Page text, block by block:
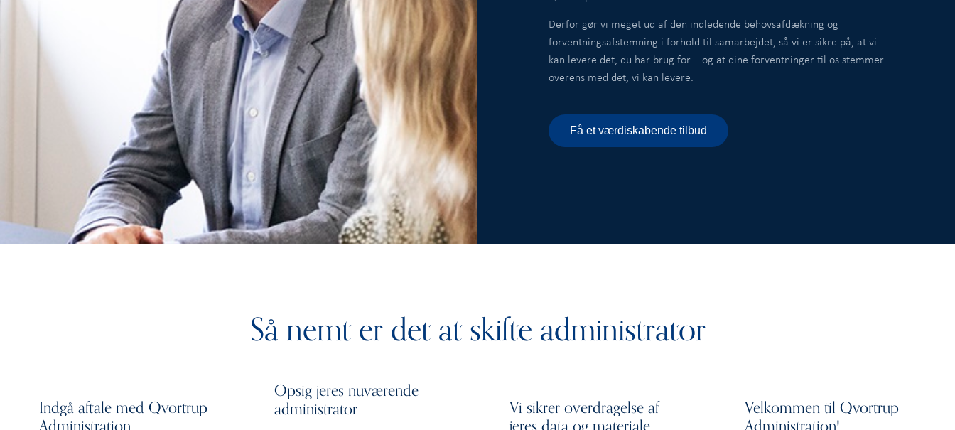
Derfor gør vi meget ud af den indledende behovsafdækning og
forventningsafstemning i forhold til samarbejdet, så vi er sikre på, at vi
kan levere det, du har brug for – og at dine forventninger til os stemmer
overens med det, vi kan levere.
Få et værdiskabende tilbud
Så nemt er det at skifte administrator
Indgå aftale med Qvortrup
Opsig jeres nuværende
administrator Vi sikrer overdragelse af Velkommen til Qvortrup